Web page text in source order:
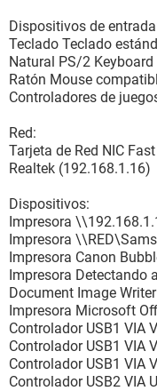
Dispositivos de
Teclado Teclado
Natural PS/2 Keyboard
Ratón Mouse
Controladores de
Red:
Tarjeta de Red NIC
Realtek (192.168.1.16)
Dispositivos:
Impresora
Impresora
Impresora Canon
Impresora Detectando
Document Image Writer
Impresora Microsoft
Controlador USB1 VIA
Controlador USB1 VIA
Controlador USB1 VIA
Controlador USB2 VIA